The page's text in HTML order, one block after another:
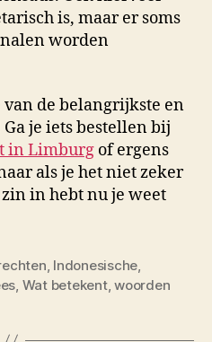
is, maar er soms
worden
van de belangrijkste en
je iets bestellen bij
in Limburg of ergens
als je het niet zeker
in hebt nu je weet
, Indonesische,
, Wat betekent,woorden